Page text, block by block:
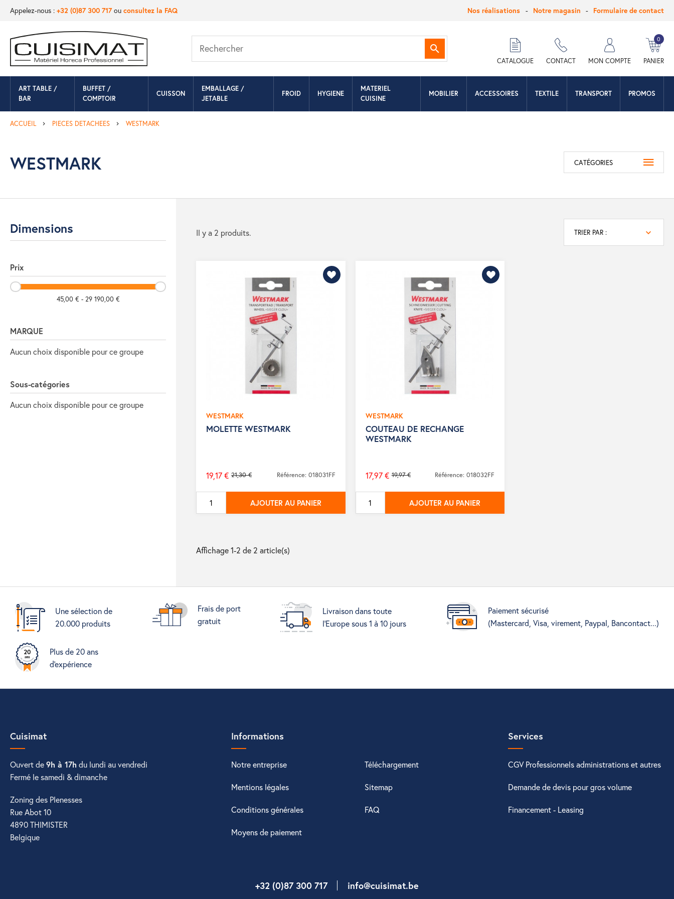
Appelez-nous : +32 (0)87 300 717ou consultez la FAQ Nos réalisations Notre magasin Formulaire de contact
Rechercher
CATALOGUE CONTACT MON COMPTE PANIER
0
ART TABLE /
BAR
BUFFET /
COMPTOIR
CUISSON
EMBALLAGE /
JETABLE
FROID HYGIENE
MATERIEL
CUISINE
MOBILIER ACCESSOIRES TEXTILE TRANSPORT PROMOS
ACCUEIL PIECES DETACHEES WESTMARK
WESTMARK CATÉGORIES
Dimensions
Prix
45,00 € - 29 190,00 €
MARQUE
Aucun choix disponible pour ce groupe
Sous-catégories
Aucun choix disponible pour ce groupe
Il y a 2 produits. TRIER PAR :
WESTMARK
MOLETTE WESTMARK
Prix
de
base
21,30 €
19,17 € Référence: 018031FF
AJOUTER AU PANIER
WESTMARK
COUTEAU DE RECHANGE
WESTMARK
Prix
de
base
19,97 €
17,97 € Référence: 018032FF
AJOUTER AU PANIER
Affichage 1-2 de 2 article(s)
Une sélection de
20.000 produits
Frais de port
gratuit
Livraison dans toute
l'Europe sous 1 à 10 jours
Paiement sécurisé
(Mastercard, Visa, virement, Paypal, Bancontact...)
Plus de 20 ans
d'expérience
Cuisimat
Ouvert de9h à 17h du lundi au vendredi
Fermé le samedi & dimanche
Zoning des Plenesses
Rue Abot 10
4890 THIMISTER
Belgique
Informations
Notre entreprise Téléchargement
Mentions légales Sitemap
Conditions générales FAQ
Moyens de paiement
Services
CGV Professionnels administrations et autres
Demande de devis pour gros volume
Financement - Leasing
+32 (0)87 300 717 info@cuisimat.be